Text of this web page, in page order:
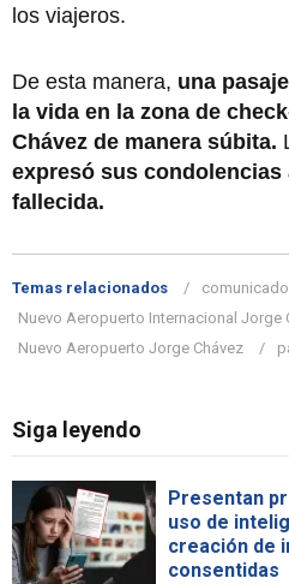
los viajeros.
De esta manera, una
la vida en la zona de
Chávez de manera súbita.
expresó sus
fallecida.
Temas relacionados comunicado
Nuevo Aeropuerto Internacional Jorge
Nuevo Aeropuerto Jorge Chávez
Siga leyendo
Presentan
uso de
creación de
consentidas